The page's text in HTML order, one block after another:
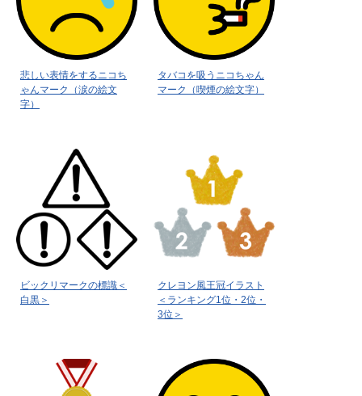
悲しい表情をするニコち
ゃんマーク（涙の絵文
字）
タバコを吸うニコちゃん
マーク（喫煙の絵文字）
ビックリマークの標識＜
白黒＞
クレヨン風王冠イラスト
＜ランキング1位・2位・
3位＞